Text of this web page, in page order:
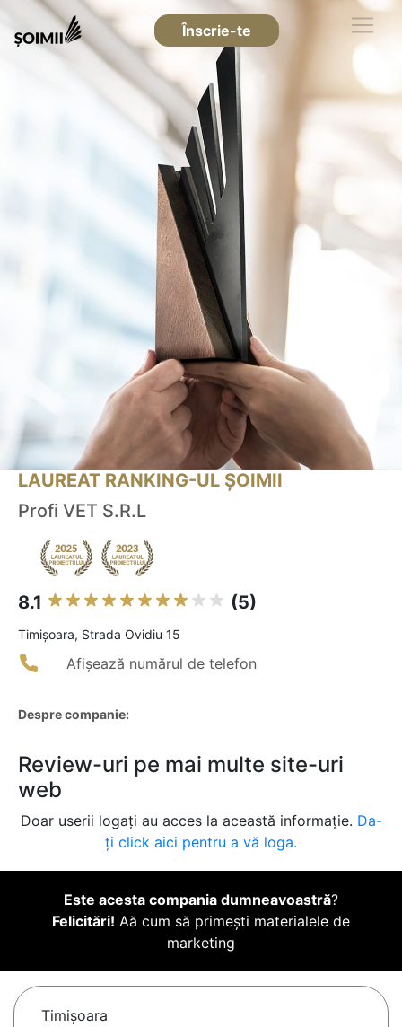
Înscrie-te
LAUREAT RANKING-UL ȘOIMII
Profi VET S.R.L
8.1 (5)
Timişoara, Strada Ovidiu 15
Afișează numărul de telefon
Despre companie:
Review-uri pe mai multe site-uri
web
Doar userii logați au acces la această informație. Da-
ți click aici pentru a vă loga.
Este acesta compania dumneavoastră?
Felicitări! Aă cum să primești materialele de
marketing
Timişoara